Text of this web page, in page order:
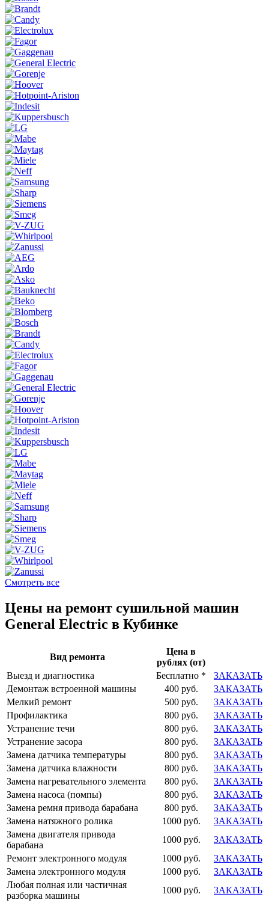
Смотреть все
Цены на ремонт сушильной машин
General Electric в Кубинке
Вид ремонта
Цена в
рублях (от)
Выезд и диагностика
Бесплатно *
ЗАКАЗАТЬ
Демонтаж встроенной машины
400 руб.
ЗАКАЗАТЬ
Мелкий ремонт
500 руб.
ЗАКАЗАТЬ
Профилактика
800 руб.
ЗАКАЗАТЬ
Устранение течи
800 руб.
ЗАКАЗАТЬ
Устранение засора
800 руб.
ЗАКАЗАТЬ
Замена датчика температуры
800 руб.
ЗАКАЗАТЬ
Замена датчика влажности
800 руб.
ЗАКАЗАТЬ
Замена нагревательного элемента
800 руб.
ЗАКАЗАТЬ
Замена насоса (помпы)
800 руб.
ЗАКАЗАТЬ
Замена ремня привода барабана
800 руб.
ЗАКАЗАТЬ
Замена натяжного ролика
1000 руб.
ЗАКАЗАТЬ
Замена двигателя привода
барабана
1000 руб.
ЗАКАЗАТЬ
Ремонт электронного модуля
1000 руб.
ЗАКАЗАТЬ
Замена электронного модуля
1000 руб.
ЗАКАЗАТЬ
Любая полная или частичная
разборка машины
1000 руб.
ЗАКАЗАТЬ